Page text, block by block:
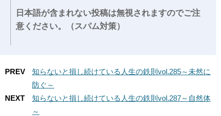
日本語が含まれない投稿は無視されますのでご注
意ください。（スパム対策）
PREV
知らないと損し続けている人生の鉄則vol.285～未然に
防ぐ～
NEXT
知らないと損し続けている人生の鉄則vol.287～自然体
～